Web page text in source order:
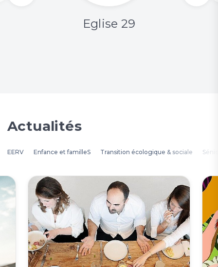
Eglise 29
Actualités
EERV Enfance et familleS Transition écologique & sociale